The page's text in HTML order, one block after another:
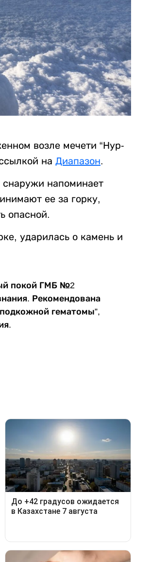
возле мечети “Нур-
на Диапазон.
напоминает
ее за горку,
опасной.
ударилась о камень и
покой ГМБ №2
Рекомендована
гематомы”,